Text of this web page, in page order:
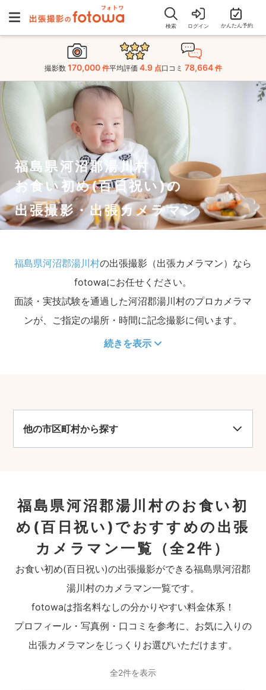
検索 ログイン かんたん予約
撮影数 170,000 件平均評価 4.9 点口コミ 78,664 件
福島県河沼郡湯川村
お食い初め(百日祝い)の
出張撮影・出張カメラマン
福島県河沼郡湯川村の出張撮影（出張カメラマン）なら
fotowaにお任せください。
面談・実技試験を通過した河沼郡湯川村のプロカメラマ
ンが、ご指定の場所・時間に記念撮影に伺います。
続きを表示
他の市区町村から探す
福島県河沼郡湯川村のお食い初
め(百日祝い)でおすすめの出張
カメラマン一覧
（全2件）
お食い初め(百日祝い)の出張撮影ができる福島県河沼郡
湯川村のカメラマン一覧です。
fotowaは指名料なしの分かりやすい料金体系！
プロフィール・写真例・口コミを参考に、お気に入りの
出張カメラマンをじっくりお選びいただけます。
全2件を表示